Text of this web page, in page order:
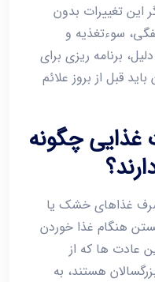
این تغییرات بدون
سوءتغذیه و
برنامه‌ ریزی برای
قبل از بروز علائم
چگونه
غذاهای خشک یا
هنگام غذا خوردن
عادت ‌ها که از
هستند، به‌